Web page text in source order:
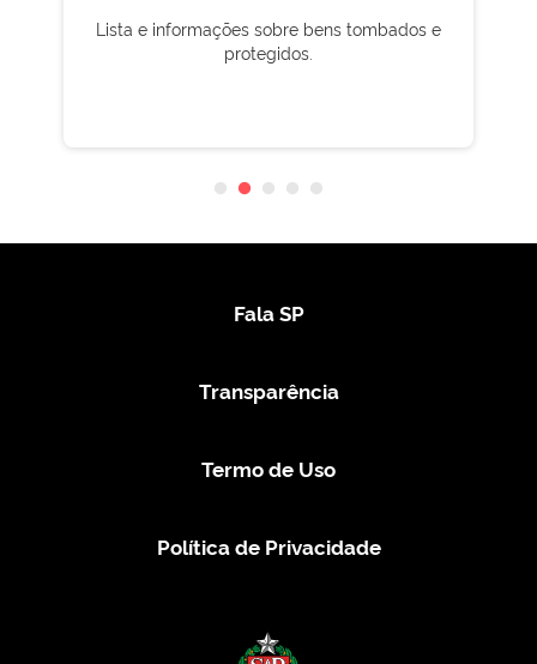
Sistema de gestão e preservação do
patrimônio estadual.
Fala SP
Transparência
Termo de Uso
Política de Privacidade